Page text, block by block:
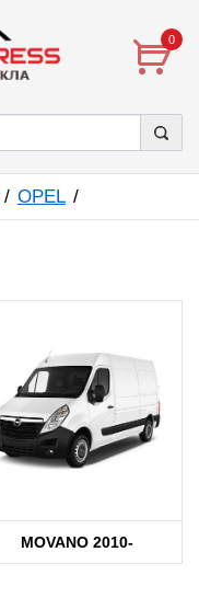
0
OPEL
MOVANO 2010-